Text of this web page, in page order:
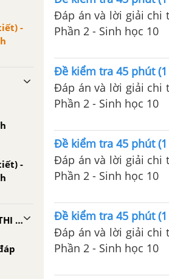
-
-
ĐỀ KIỂM TRA HỌC KÌ 2 (ĐỀ THI HỌC KÌ 2) - SINH 10
Đáp án và lời giải chi
Phần 2 - Sinh học 10
Đề kiểm tra 45 phút
Đáp án và lời giải chi
Phần 2 - Sinh học 10
Đề kiểm tra 45 phút
Đáp án và lời giải chi
Phần 2 - Sinh học 10
Đề kiểm tra 45 phút
Đáp án và lời giải chi
Phần 2 - Sinh học 10